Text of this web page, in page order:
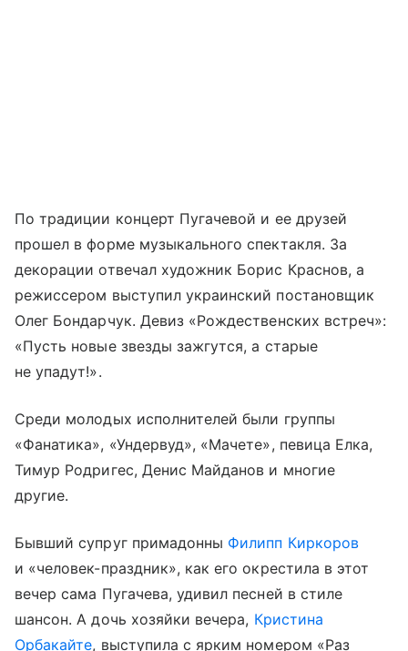
По традиции концерт Пугачевой и ее друзей
прошел в форме музыкального спектакля. За
декорации отвечал художник Борис Краснов, а
режиссером выступил украинский постановщик
Олег Бондарчук. Девиз «Рождественских встреч»:
«Пусть новые звезды зажгутся, а старые
не упадут!».
Среди молодых исполнителей были группы
«Фанатика», «Ундервуд», «Мачете», певица Елка,
Тимур Родригес, Денис Майданов и многие
другие.
Бывший супруг примадонны Филипп Киркоров
и «человек-праздник», как его окрестила в этот
вечер сама Пугачева, удивил песней в стиле
шансон. А дочь хозяйки вечера, Кристина
Орбакайте, выступила с ярким номером «Раз